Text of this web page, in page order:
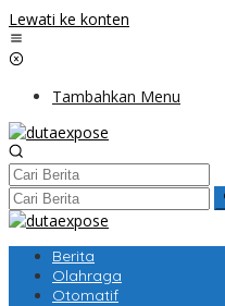
Lewati ke konten
Tambahkan Menu
Berita
Olahraga
Otomatif